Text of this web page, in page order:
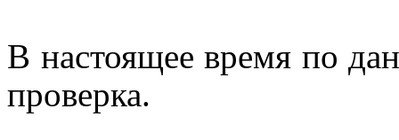
В настоящее время по
проверка.